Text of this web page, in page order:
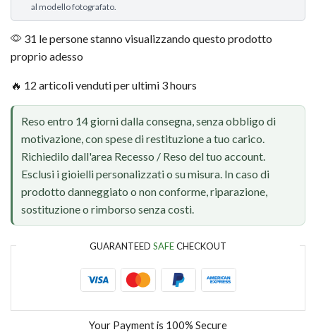
al modello fotografato.
31 le persone stanno visualizzando questo prodotto
proprio adesso
🔥 12 articoli venduti per ultimi 3 hours
Reso entro 14 giorni dalla consegna, senza obbligo di
motivazione, con spese di restituzione a tuo carico.
Richiedilo dall'area Recesso / Reso del tuo account.
Esclusi i gioielli personalizzati o su misura. In caso di
prodotto danneggiato o non conforme, riparazione,
sostituzione o rimborso senza costi.
GUARANTEED SAFECHECKOUT
Your Payment is 100% Secure